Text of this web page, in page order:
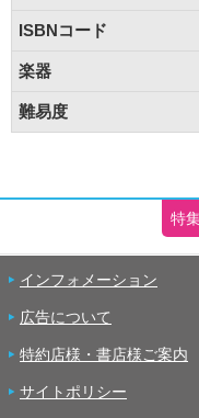
ISBNコード
楽器
難易度
特
インフォメーション
広告について
特約店様・書店様ご案内
サイトポリシー